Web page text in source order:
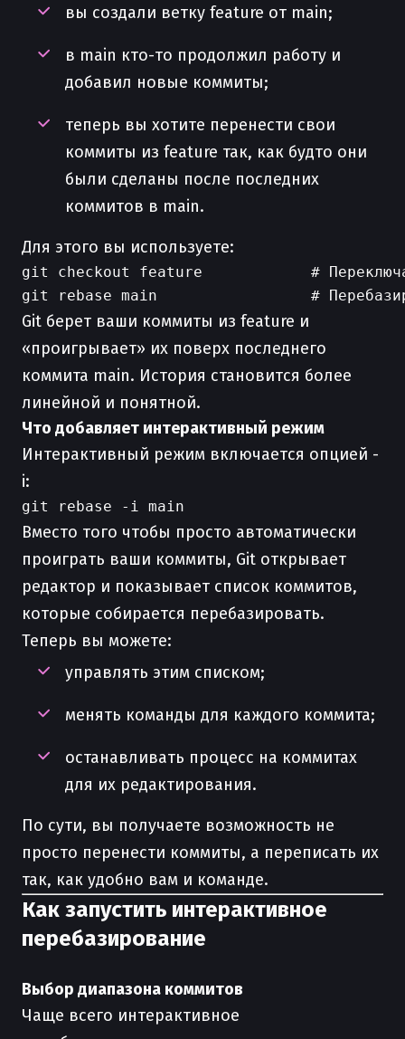
вы создали ветку feature от main;
в main кто-то продолжил работу и
добавил новые коммиты;
теперь вы хотите перенести свои
коммиты из feature так, как будто они
были сделаны после последних
коммитов в main.
Для этого вы используете:
git checkout feature            #
Git берет ваши коммиты из feature и
«проигрывает» их поверх последнего
коммита main. История становится более
линейной и понятной.
Что добавляет интерактивный режим
Интерактивный режим включается опцией -
i:
Вместо того чтобы просто автоматически
проиграть ваши коммиты, Git открывает
редактор и показывает список коммитов,
которые собирается перебазировать.
Теперь вы можете:
управлять этим списком;
менять команды для каждого коммита;
останавливать процесс на коммитах
для их редактирования.
По сути, вы получаете возможность не
просто перенести коммиты, а переписать их
так, как удобно вам и команде.
Как запустить интерактивное
перебазирование
Выбор диапазона коммитов
Чаще всего интерактивное